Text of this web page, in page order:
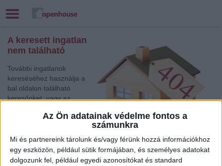
Az Ön adatainak védelme fontos a
számunkra
Mi és partnereink tárolunk és/vagy férünk hozzá információkhoz
egy eszközön, például sütik formájában, és személyes adatokat
dolgozunk fel, például egyedi azonosítókat és standard
A keresett ingatlan
nem található
További ingatlanok
kereséséhez használja a
bal oldalon található
keresőnket, vagy az
Tata, Eladó Társasházi lakás
Balatonfüred, Eladó Családi ház